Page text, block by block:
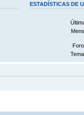
ESTADÍSTICAS DE